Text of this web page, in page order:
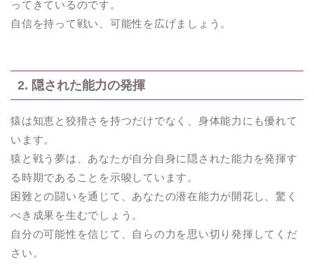
ってきているのです。
自信を持って戦い、可能性を広げましょう。
2. 隠された能力の発揮
猿は知恵と狡猾さを持つだけでなく、身体能力にも優れて
います。
猿と戦う夢は、あなたが自分自身に隠された能力を発揮す
る時期であることを示唆しています。
困難との闘いを通じて、あなたの潜在能力が開花し、驚く
べき成果を生むでしょう。
自分の可能性を信じて、自らの力を思い切り発揮してくだ
さい。